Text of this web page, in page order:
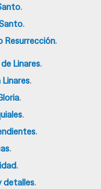
.
.
Resurrección.
Linares.
Linares.
.
.
.
.
.
detalles.